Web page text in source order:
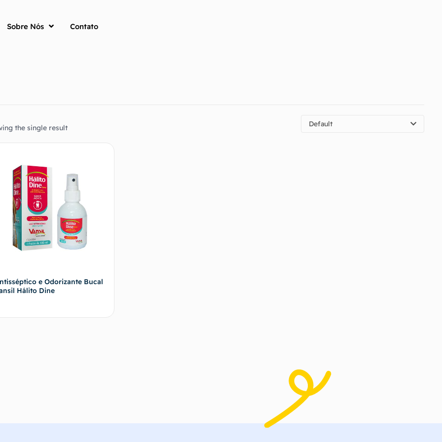
Sobre Nós Contato
the single result Default
e Odorizante Bucal
Hálito Dine